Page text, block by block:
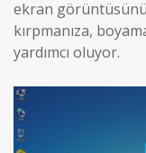
ekran
kırpmanıza,
yardımcı oluyor.